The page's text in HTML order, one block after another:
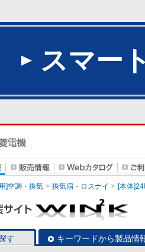
スマー
]空調・換気 換気扇・ロスナイ [本体
す キーワードから製品情